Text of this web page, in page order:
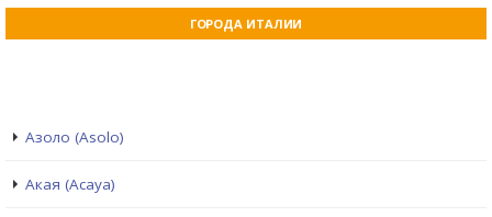
ГОРОДА ИТАЛИИ
Азоло (Asolo)
Акая (Acaya)